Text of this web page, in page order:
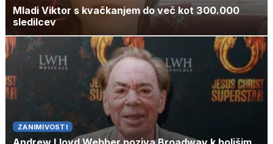
Mladi Viktor s kvačkanjem do več kot 300.000
sledilcev
ZANIMIVOSTI